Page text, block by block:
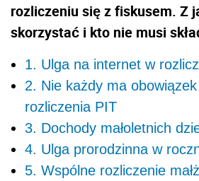
rozliczeniu się z fiskusem. Z
skorzystać i kto nie musi
1. Ulga na internet w
2. Nie każdy ma obowiązek
rozliczenia PIT
3. Dochody małoletnich
4. Ulga prorodzinna w
5. Wspólne rozliczenie